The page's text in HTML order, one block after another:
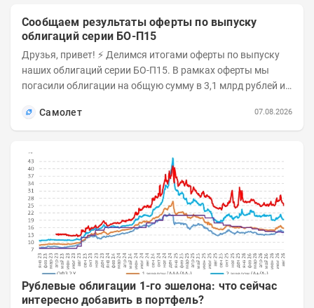
Сообщаем результаты оферты по выпуску
облигаций серии БО-П15
Друзья, привет! ⚡️ Делимся итогами оферты по выпуску
наших облигаций серии БО-П15. В рамках оферты мы
погасили облигации на общую сумму в 3,1 млрд рублей из
Самолет
07.08.2026
Рублевые облигации 1-го эшелона: что сейчас
интересно добавить в портфель?